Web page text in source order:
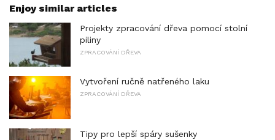
Enjoy similar articles
Projekty zpracování dřeva pomocí stolní
piliny
ZPRACOVÁNÍ DŘEVA
Vytvoření ručně natřeného laku
ZPRACOVÁNÍ DŘEVA
Tipy pro lepší spáry sušenky